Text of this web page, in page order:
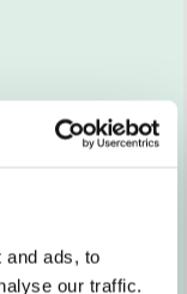
and ads, to
our traffic.